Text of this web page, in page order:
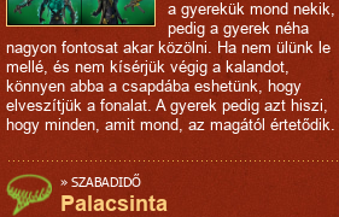
a gyerekük mond nekik,
pedig a gyerek néha
nagyon fontosat akar közölni. Ha nem ülünk le
mellé, és nem kísérjük végig a kalandot,
könnyen abba a csapdába eshetünk, hogy
elveszítjük a fonalat. A gyerek pedig azt hiszi,
hogy minden, amit mond, az magától értetődik.
» SZABADIDŐ
Palacsinta